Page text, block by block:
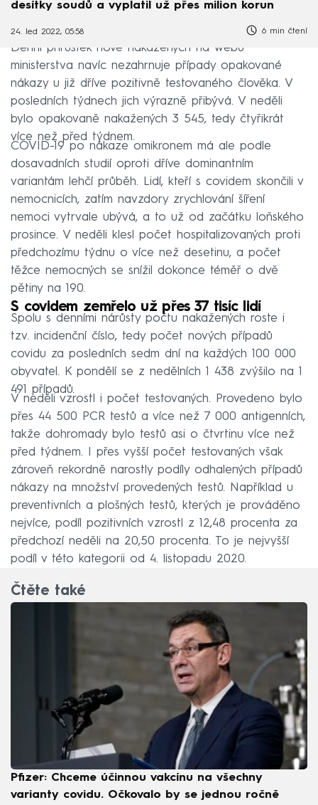
desítky soudů a vyplatil už přes milion korun
24. led 2022, 05:58 6 min čtení
Denní přírůstek nově nakažených na webu
ministerstva navíc nezahrnuje případy opakované
nákazy u již dříve pozitivně testovaného člověka. V
posledních týdnech jich výrazně přibývá. V neděli
bylo opakovaně nakažených 3 545, tedy čtyřikrát
více než před týdnem.
COVID-19 po nákaze omikronem má ale podle
dosavadních studií oproti dříve dominantním
variantám lehčí průběh. Lidí, kteří s covidem skončili v
nemocnicích, zatím navzdory zrychlování šíření
nemoci vytrvale ubývá, a to už od začátku loňského
prosince. V neděli klesl počet hospitalizovaných proti
předchozímu týdnu o více než desetinu, a počet
těžce nemocných se snížil dokonce téměř o dvě
pětiny na 190.
S covidem zemřelo už přes 37 tisíc lidí
Spolu s denními nárůsty počtu nakažených roste i
tzv. incidenční číslo, tedy počet nových případů
covidu za posledních sedm dní na každých 100 000
obyvatel. K pondělí se z nedělních 1 438 zvýšilo na 1
491 případů.
V neděli vzrostl i počet testovaných. Provedeno bylo
přes 44 500 PCR testů a více než 7 000 antigenních,
takže dohromady bylo testů asi o čtvrtinu více než
před týdnem. I přes vyšší počet testovaných však
zároveň rekordně narostly podíly odhalených případů
nákazy na množství provedených testů. Například u
preventivních a plošných testů, kterých je prováděno
nejvíce, podíl pozitivních vzrostl z 12,48 procenta za
předchozí neděli na 20,50 procenta. To je nejvyšší
podíl v této kategorii od 4. listopadu 2020.
Čtěte také
Pfizer: Chceme účinnou vakcínu na všechny
varianty covidu. Očkovalo by se jednou ročně